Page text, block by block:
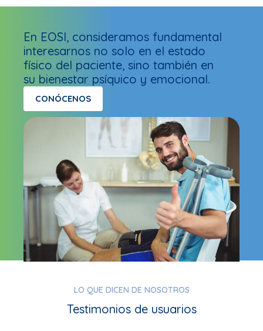
En EOSI, consideramos fundamental
interesarnos no solo en el estado
físico del paciente, sino también en
su bienestar psíquico y emocional.
CONÓCENOS
LO QUE DICEN DE NOSOTROS
Testimonios de usuarios